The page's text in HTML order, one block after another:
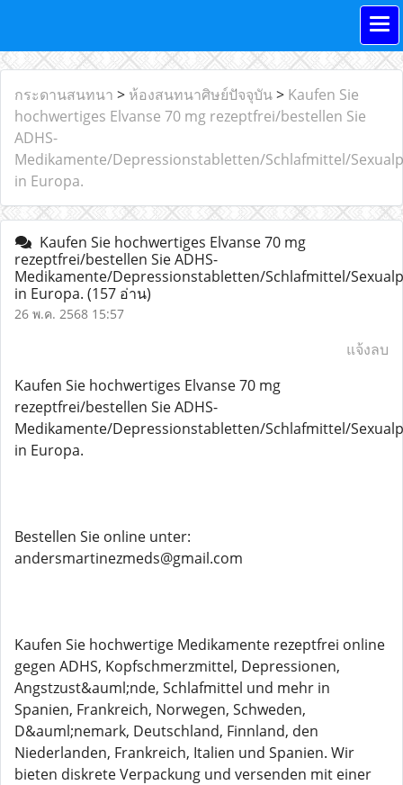
กระดานสนทนา > ห้องสนทนาศิษย์ปัจจุบัน> Kaufen Sie
hochwertiges Elvanse 70 mg rezeptfrei/bestellen Sie
ADHS-
Medikamente/Depressionstabletten/Schlafmittel/
in Europa.
Kaufen Sie hochwertiges Elvanse 70 mg
rezeptfrei/bestellen Sie ADHS-
Medikamente/Depressionstabletten/Schlafmittel/
in Europa. (157 อ่าน)
26 พ.ค. 2568 15:57
แจ้งลบ
Kaufen Sie hochwertiges Elvanse 70 mg
rezeptfrei/bestellen Sie ADHS-
Medikamente/Depressionstabletten/Schlafmittel/
in Europa.
Bestellen Sie online unter:
andersmartinezmeds@gmail.com
Kaufen Sie hochwertige Medikamente rezeptfrei online
gegen ADHS, Kopfschmerzmittel, Depressionen,
Angstzust&auml;nde, Schlafmittel und mehr in
Spanien, Frankreich, Norwegen, Schweden,
D&auml;nemark, Deutschland, Finnland, den
Niederlanden, Frankreich, Italien und Spanien. Wir
bieten diskrete Verpackung und versenden mit einer